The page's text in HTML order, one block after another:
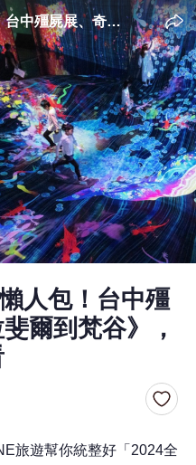
中殭屍展、奇美
、地點一次看
人包！台中殭
爾到梵谷》，
旅遊幫你統整好「 2024全